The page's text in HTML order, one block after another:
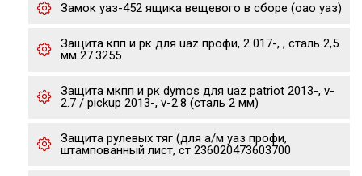
Замок уаз-452 ящика вещевого в сборе (оао уаз)
Защита кпп и рк для uaz профи, 2 017-, , сталь 2,5
мм 27.3255
Защита мкпп и рк dymos для uaz patriot 2013-, v-
2.7 / pickup 2013-, v-2.8 (сталь 2 мм)
Защита рулевых тяг (для а/м уаз профи,
штампованный лист, ст 236020473603700